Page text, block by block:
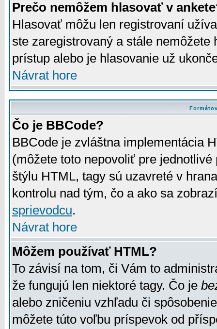
Prečo nemôžem hlasovať v
Hlasovať môžu len registrovaní
ste zaregistrovaný a stále
prístup alebo je hlasovanie už
Návrat hore
Čo je BBCode?
BBCode je zvláštna implementácia
(môžete toto nepovoliť pre
štýlu HTML, tagy sú uzavreté v
kontrolu nad tým, čo a ako sa
sprievodcu.
Návrat hore
Môžem používať HTML?
To závisí na tom, či Vám to
že fungujú len niektoré tagy. Čo je
alebo zničeniu vzhľadu či
môžete túto voľbu príspevok od